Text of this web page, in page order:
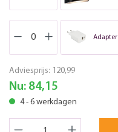
Adapter
Adviesprijs: 120,99
Nu: 84,15
4 - 6 werkdagen